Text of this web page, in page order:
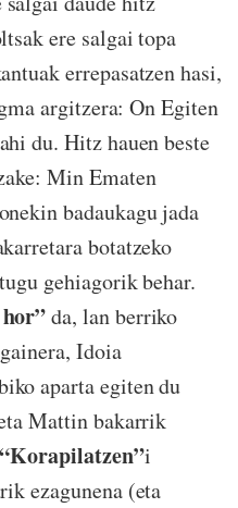
ere salgai topa
errepasatzen hasi,
argitzera: On Egiten
du. Hitz hauen beste
Min Ematen
badaukagu jada
botatzeko
gehiagorik behar.
da, lan berriko
Idoia
aparta egiten du
Mattin bakarrik
“Korapilatzen”i
ezagunena (eta